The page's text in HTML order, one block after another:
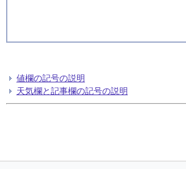
値欄の記号の説明
天気欄と記事欄の記号の説明